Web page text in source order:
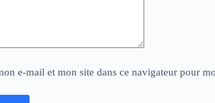
e-mail et mon site dans ce navigateur pour